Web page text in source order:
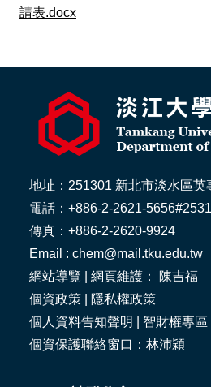
請表.docx
地址：251301 新北市淡水區英
電話：+886-2-2621-5656#2531
傳真：+886-2-2620-9924
Email : chem@mail.tku.edu.tw
網站導覽 | 網頁維護： 陳吉福
個資政策
隱私權政策
個人資料告知聲明
智財權專區
個資保護聯絡窗口：林沛穎